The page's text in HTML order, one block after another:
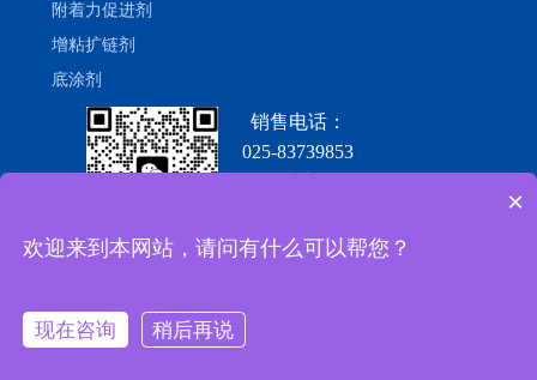
附着力促进剂
增粘扩链剂
底涂剂
销售电话：
025-83739853
×
欢迎来到本网站，请问有什么可以帮您？
现在咨询 稍后再说